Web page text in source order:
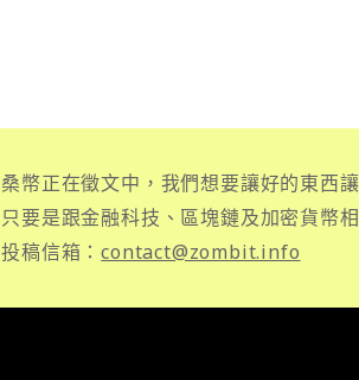
桑幣正在徵文中，我們想要讓好的東西
只要是跟金融科技、區塊鏈及加密貨幣
投稿信箱：contact@zombit.info